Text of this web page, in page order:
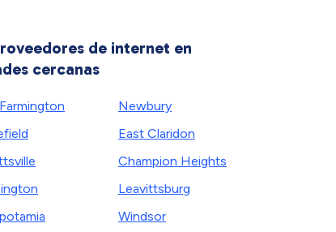
de internet en
cercanas
Newbury
East Claridon
Champion Heights
Leavittsburg
Windsor